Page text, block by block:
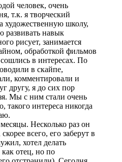
человек, очень
т.к. я творческий
художественную школу,
развивать навык
рисует, занимается
обработкой фильмов
в интересах. По
в скайпе,
комментировали и
другу, я до сих пор
Мы с ним стали очень
такого интереса никогда
Несколько раз он
всего, его заберут в
хотел делать
отец, но по